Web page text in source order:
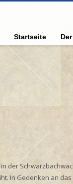
Startseite
der
In Gedenken an das